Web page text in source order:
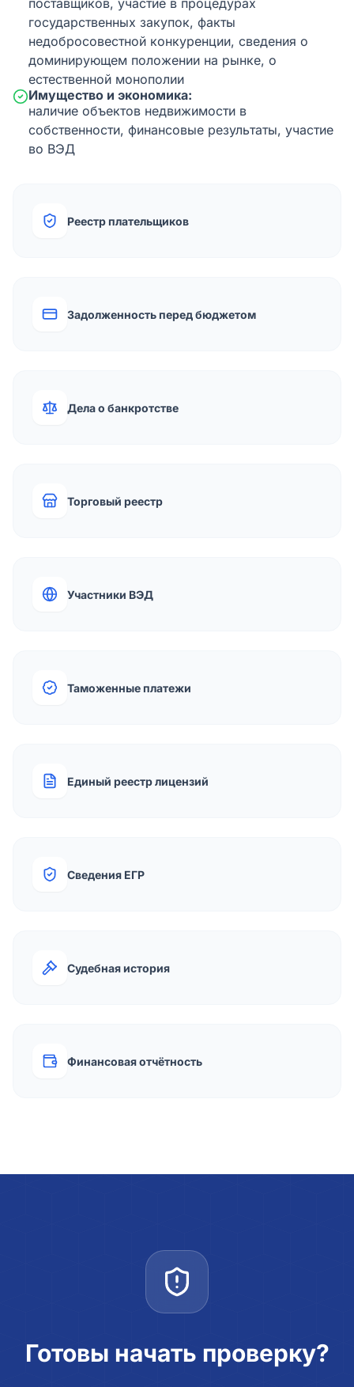
поставщиков, участие в процедурах
государственных закупок, факты
недобросовестной конкуренции, сведения о
доминирующем положении на рынке, о
естественной монополии
Имущество и экономика:
наличие объектов недвижимости в
собственности, финансовые результаты, участие
во ВЭД
Реестр плательщиков
Задолженность перед бюджетом
Дела о банкротстве
Торговый реестр
Участники ВЭД
Таможенные платежи
Единый реестр лицензий
Сведения ЕГР
Судебная история
Финансовая отчётность
Готовы начать проверку?